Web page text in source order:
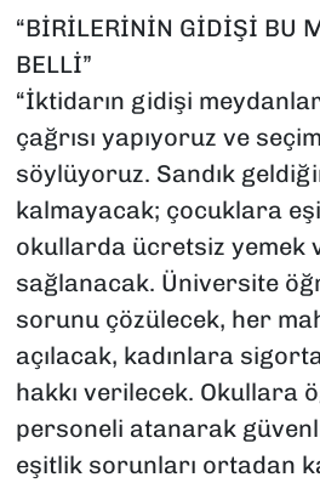
“BİRİLERİNİN GİDİŞİ BU
BELLİ”
“İktidarın gidişi
çağrısı yapıyoruz ve
söylüyoruz. Sandık
kalmayacak; çocuklara
okullarda ücretsiz yemek
sağlanacak. Üniversite
sorunu çözülecek, her
açılacak, kadınlara
hakkı verilecek. Okullara
personeli atanarak
eşitlik sorunları ortadan